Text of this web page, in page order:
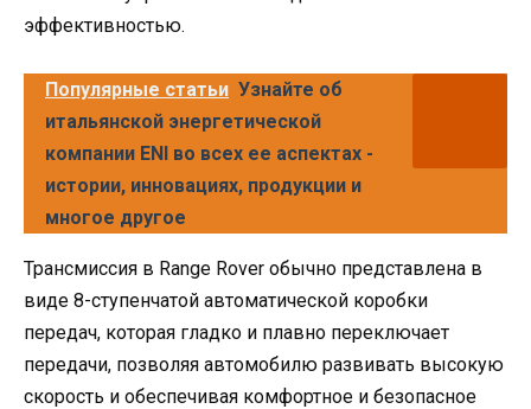
эффективностью.
Популярные статьи Узнайте об
итальянской энергетической
компании ENI во всех ее аспектах -
истории, инновациях, продукции и
многое другое
Трансмиссия в Range Rover обычно представлена в
виде 8-ступенчатой автоматической коробки
передач, которая гладко и плавно переключает
передачи, позволяя автомобилю развивать высокую
скорость и обеспечивая комфортное и безопасное